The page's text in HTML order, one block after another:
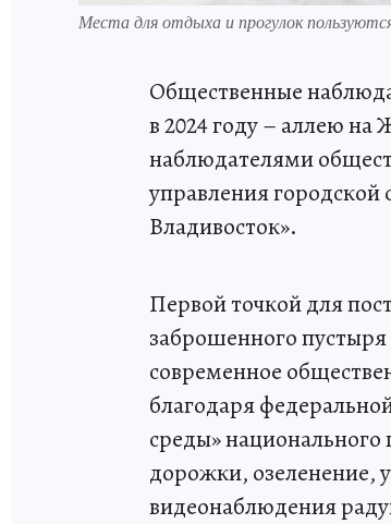
Места для отдыха и прогулок
Общественные
в 2024 году – аллею
наблюдателями
управления
Владивосток».
Первой точкой для
заброшенного
современное
благодаря
среды»
дорожки, озеленение,
видеонаблюдения